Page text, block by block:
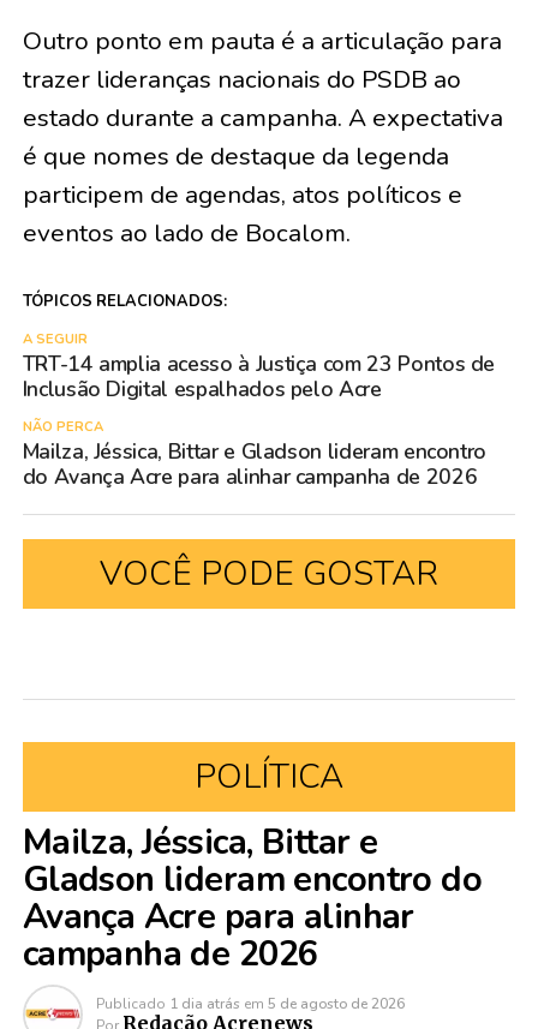
Outro ponto em pauta é a articulação para
trazer lideranças nacionais do PSDB ao
estado durante a campanha. A expectativa
é que nomes de destaque da legenda
participem de agendas, atos políticos e
eventos ao lado de Bocalom.
TÓPICOS RELACIONADOS:
A SEGUIR
TRT-14 amplia acesso à Justiça com 23 Pontos de
Inclusão Digital espalhados pelo Acre
NÃO PERCA
Mailza, Jéssica, Bittar e Gladson lideram encontro
do Avança Acre para alinhar campanha de 2026
VOCÊ PODE GOSTAR
POLÍTICA
Mailza, Jéssica, Bittar e
Gladson lideram encontro do
Avança Acre para alinhar
campanha de 2026
Publicado 1 dia atrás em 5 de agosto de 2026
Redação Acrenews